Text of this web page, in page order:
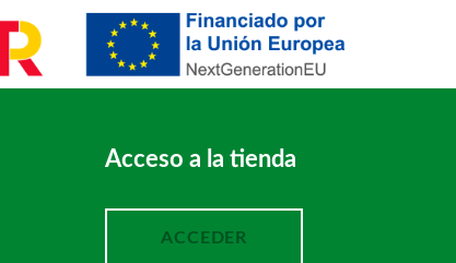
Acceso a la tienda
ACCEDER